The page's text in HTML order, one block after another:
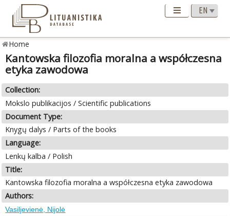
Home
Kantowska filozofia moralna a współczesna
etyka zawodowa
Collection:
Mokslo publikacijos / Scientific publications
Document Type:
Knygų dalys / Parts of the books
Language:
Lenkų kalba / Polish
Title:
Kantowska filozofia moralna a współczesna etyka zawodowa
Authors:
Vasiljevienė, Nijolė